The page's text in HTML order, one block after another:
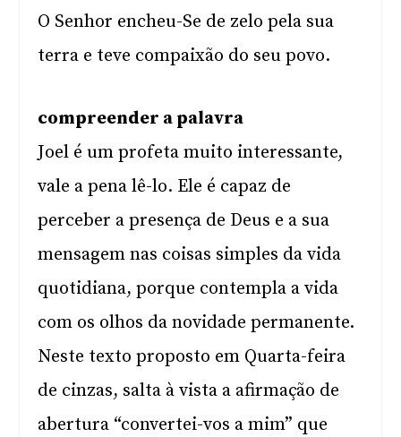
O Senhor encheu-Se de zelo pela sua
terra e teve compaixão do seu povo.
compreender a palavra
Joel é um profeta muito interessante,
vale a pena lê-lo. Ele é capaz de
perceber a presença de Deus e a sua
mensagem nas coisas simples da vida
quotidiana, porque contempla a vida
com os olhos da novidade permanente.
Neste texto proposto em Quarta-feira
de cinzas, salta à vista a afirmação de
abertura “convertei-vos a mim” que